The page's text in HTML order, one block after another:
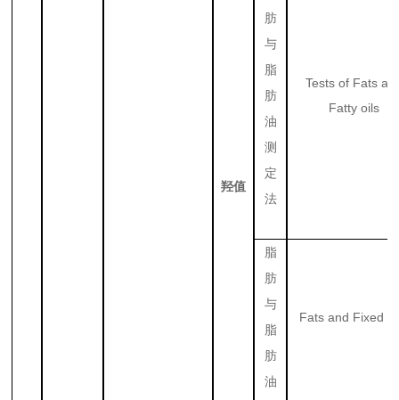
羟值
肪
与
脂
肪
油
测
定
法
Tests of Fats
Fatty oils
脂
肪
与
脂
肪
油
Fats and Fixed